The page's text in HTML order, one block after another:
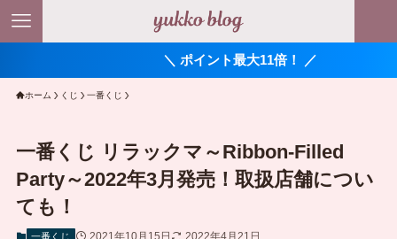
＼ ポイント最大11倍！ ／
ホーム くじ 一番くじ
一番くじ リラックマ～Ribbon-Filled
Party～2022年3月発売！取扱店舗につい
ても！
一番くじ